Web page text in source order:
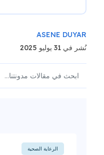
ASENE DUYAR
نُشر في 31 يوليو 2025
الرعاية الصحية